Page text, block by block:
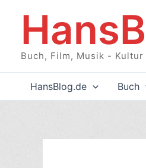
Buch, Film, Musik -
HansBlog.de Buch